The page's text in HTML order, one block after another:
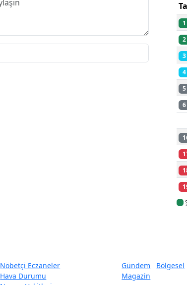
1
2
3
4
5
6
Nöbetçi Eczaneler
Hava Durumu
Gündem Bölgesel
Magazin